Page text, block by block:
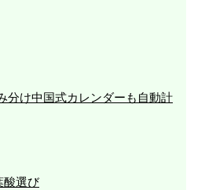
分け中国式カレンダーも自動計
酸選び